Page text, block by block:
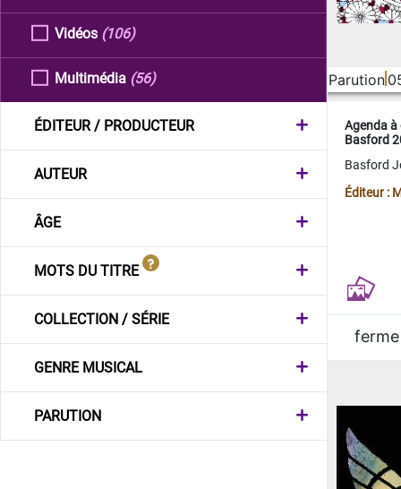
Vidéos (106)
Multimédia (56)
ÉDITEUR / PRODUCTEUR
AUTEUR
ÂGE
MOTS DU TITRE
COLLECTION / SÉRIE
GENRE MUSICAL
PARUTION
Parution
Agenda
Basford
Basford
Éditeur :
ferme